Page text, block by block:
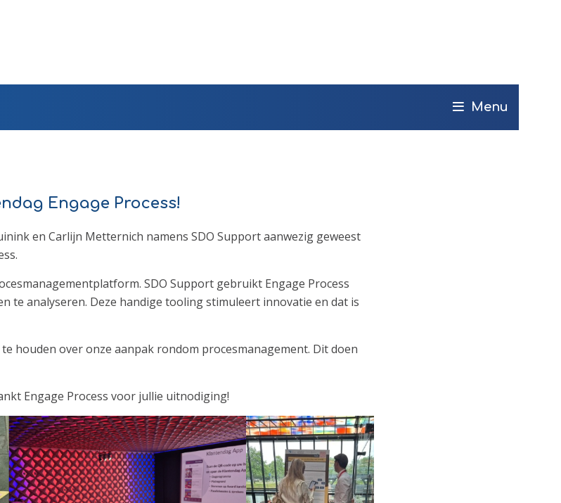
Menu
Engage Process!
en Carlijn Metternich namens SDO Support aanwezig geweest
SDO Support gebruikt Engage Process
te analyseren. Deze handige tooling stimuleert innovatie en dat is
houden over onze aanpak rondom procesmanagement. Dit doen
Engage Process voor jullie uitnodiging!